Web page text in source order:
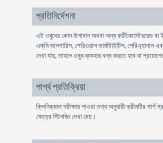
প্রতিনির্দেশনা
এই ওষুধের কোন উপাদান অথবা অন্য কর্টিকোস্টেরয়েড বা
একনি ভালগারিস, পেরিওরাল ভার্মাটাইটিস, পেরিএ্যানাল
দেখা যায়, তাহলে ওষুধ ব্যবহার বন্ধ করতে হবে বা
পার্শ্ব প্রতিক্রিয়া
ক্লিনিক্যাল পরীক্ষায় পাওয়া তথ্য অনুযায়ী ক্রীমটির পার্শ
ক্ষেত্রে স্টিনজিং দেখা দেয়।